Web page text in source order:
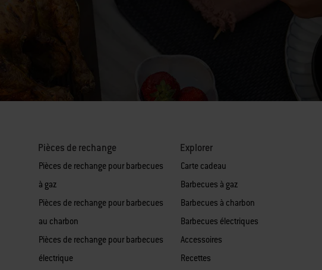
Pièces de rechange
Pièces de rechange pour barbecues
à gaz
Pièces de rechange pour barbecues
au charbon
Pièces de rechange pour barbecues
électrique
Explorer
Carte cadeau
Barbecues à gaz
Barbecues à charbon
Barbecues électriques
Accessoires
Recettes